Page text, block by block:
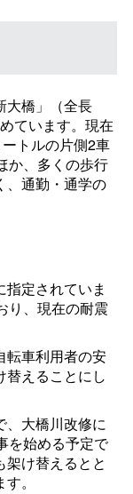
大橋」（全長
ています。現在
トルの片側2車
か、多くの歩行
、通勤・通学の
定されていま
り、現在の耐震
転車利用者の安
替えることにし
、大橋川改修に
を始める予定で
け替えるとと
。